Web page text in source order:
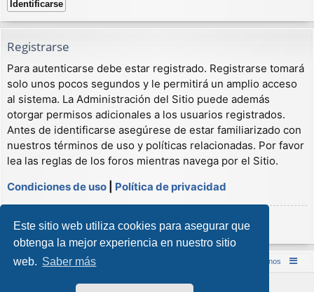
Este sitio web utiliza cookies para asegurar que
obtenga la mejor experiencia en nuestro sitio
web. Saber más
Registrarse
Para autenticarse debe estar registrado. Registrarse tomará
solo unos pocos segundos y le permitirá un amplio acceso
al sistema. La Administración del Sitio puede además
otorgar permisos adicionales a los usuarios registrados.
Antes de identificarse asegúrese de estar familiarizado con
nuestros términos de uso y políticas relacionadas. Por favor
lea las reglas de los foros mientras navega por el Sitio.
Condiciones de uso
Política de privacidad
Registrarse
Inicio (Web) Foro Punta de Lanza Wargames Contáctenos
Desarrollado porphpBB® Forum Software © phpBB Limited